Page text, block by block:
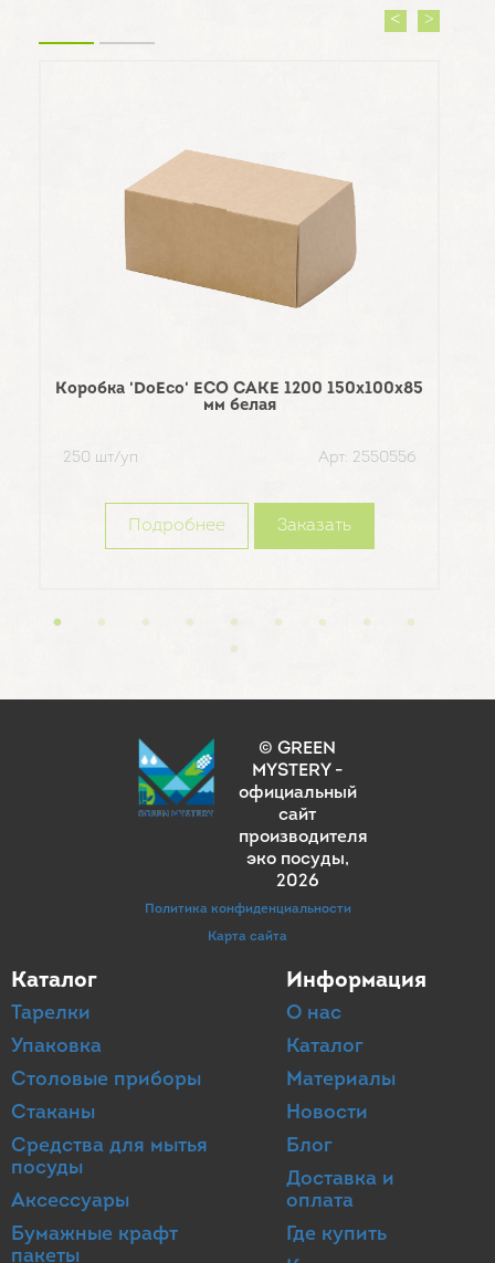
Коробка 'DoEco' ECO CAKE 1200 150х100х85
мм белая
250 шт/уп Арт: 255055б
Подробнее Заказать
© GREEN
MYSTERY -
официальный
сайт
производителя
эко посуды,
2026
Политика конфиденциальности
Карта сайта
Каталог
Тарелки
Упаковка
Столовые приборы
Стаканы
Средства для мытья
посуды
Аксессуары
Бумажные крафт
пакеты
Информация
О нас
Каталог
Материалы
Новости
Блог
Доставка и
оплата
Где купить